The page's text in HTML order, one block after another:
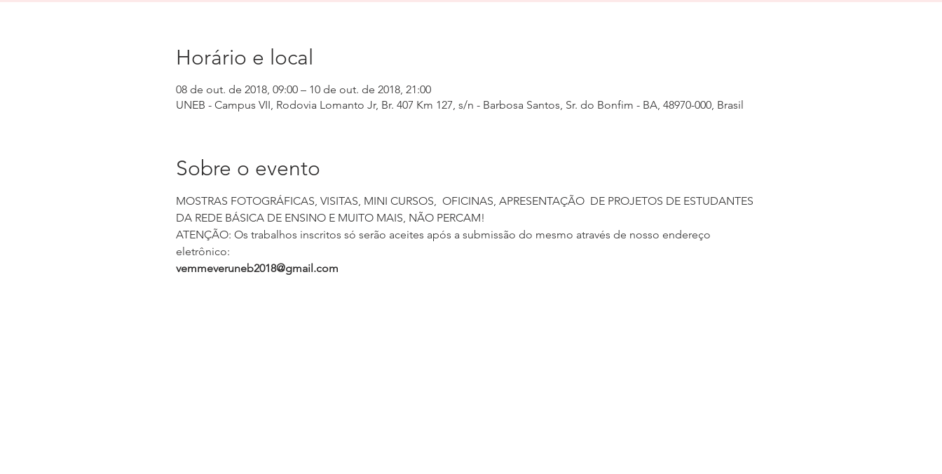
Horário e local
08 de out. de 2018, 09:00 – 10 de out. de 2018, 21:00
UNEB - Campus VII, Rodovia Lomanto Jr, Br. 407 Km 127, s/n - Barbosa Santos, Sr. do Bonfim - BA, 48970-000, Brasil
Sobre o evento
MOSTRAS FOTOGRÁFICAS, VISITAS, MINI CURSOS,  OFICINAS, APRESENTAÇÃO  DE PROJETOS DE ESTUDANTES
ATENÇÃO: Os trabalhos inscritos só serão aceites após a submissão do mesmo através de nosso endereço
eletrônico: